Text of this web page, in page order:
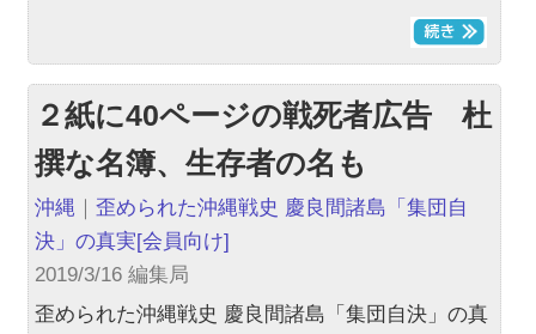
２紙に40ページの戦死者広告 杜
撰な名簿、生存者の名も
沖縄 ｜歪められた沖縄戦史 慶良間諸島「集団自
決」の真実[会員向け]
2019/3/16 編集局
歪められた沖縄戦史 慶良間諸島「集団自決」の真